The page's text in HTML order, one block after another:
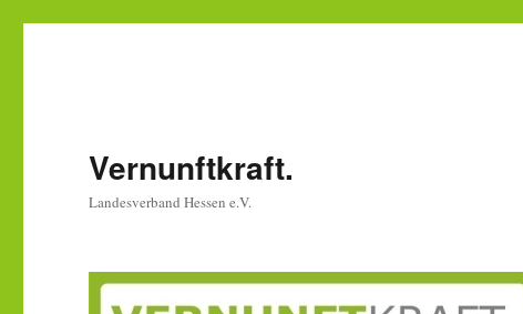
Vernunftkraft.
Landesverband Hessen e.V.